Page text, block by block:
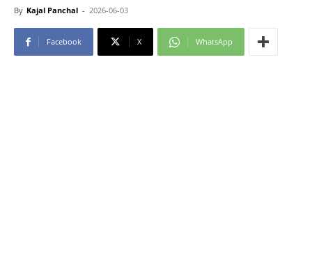
By Kajal Panchal - 2026-06-03
Facebook X WhatsApp